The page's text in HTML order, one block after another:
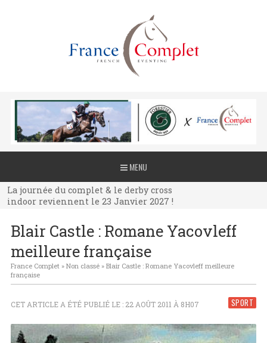
MENU
La journée du complet & le derby cross
indoor reviennent le 23 Janvier 2027 !
La journée du complet & le derby cross
indoor reviennent le 23 Janvier 2027 !
indoor reviennent le 23 Janvier 2027 !
Blair Castle : Romane Yacovleff
meilleure française
France Complet» Non classé» Blair Castle : Romane Yacovleff meilleure
française
SPORT
CET ARTICLE A ÉTÉ PUBLIÉ LE : 22 AOÛT 2011 À 8H07